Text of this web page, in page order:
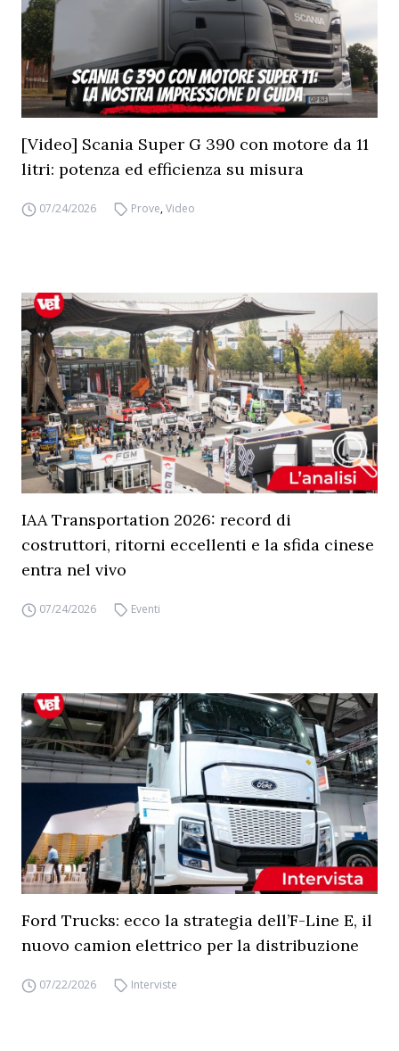
[Video] Scania Super G 390 con motore da 11
litri: potenza ed efficienza su misura
07/24/2026 Prove,Video
IAA Transportation 2026: record di
costruttori, ritorni eccellenti e la sfida cinese
entra nel vivo
07/24/2026 Eventi
Ford Trucks: ecco la strategia dell’F-Line E, il
nuovo camion elettrico per la distribuzione
07/22/2026 Interviste